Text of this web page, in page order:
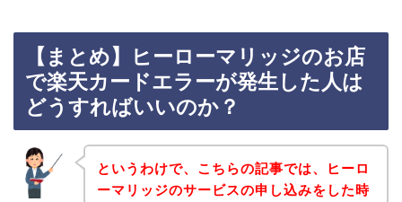
【まとめ】ヒーローマリッジのお店
で楽天カードエラーが発生した人は
どうすればいいのか？
というわけで、こちらの記事では、ヒーロ
ーマリッジのサービスの申し込みをした時